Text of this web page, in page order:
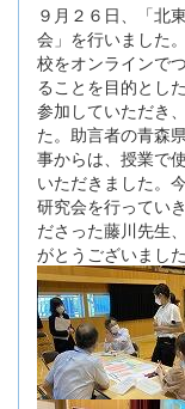
９月２６日、「北
会」を行いました
校をオンラインで
ることを目的とし
参加していただき
た。助言者の青森
事からは、授業で
いただきました。
研究会を行ってい
ださった藤川先生
がとうございました